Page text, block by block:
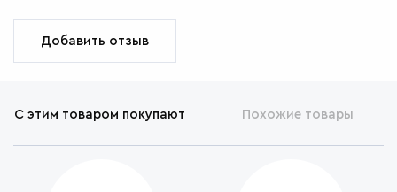
Добавить отзыв
С этим товаром покупают Похожие товары